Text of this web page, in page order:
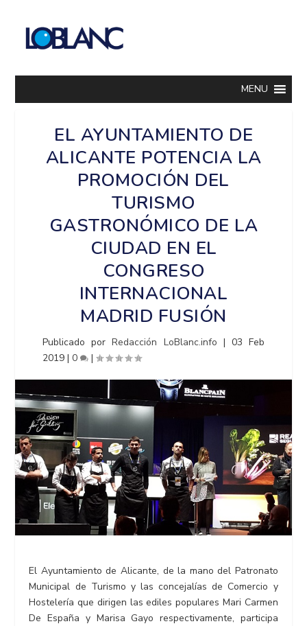
MENU
EL AYUNTAMIENTO DE
ALICANTE POTENCIA LA
PROMOCIÓN DEL
TURISMO
GASTRONÓMICO DE LA
CIUDAD EN EL
CONGRESO
INTERNACIONAL
MADRID FUSIÓN
Publicado porRedacción LoBlanc.info | 03 Feb
2019 |0 |
El Ayuntamiento de Alicante, de la mano del Patronato
Municipal de Turismo y las concejalías de Comercio y
Hostelería que dirigen las ediles populares Mari Carmen
De España y Marisa Gayo respectivamente, participa